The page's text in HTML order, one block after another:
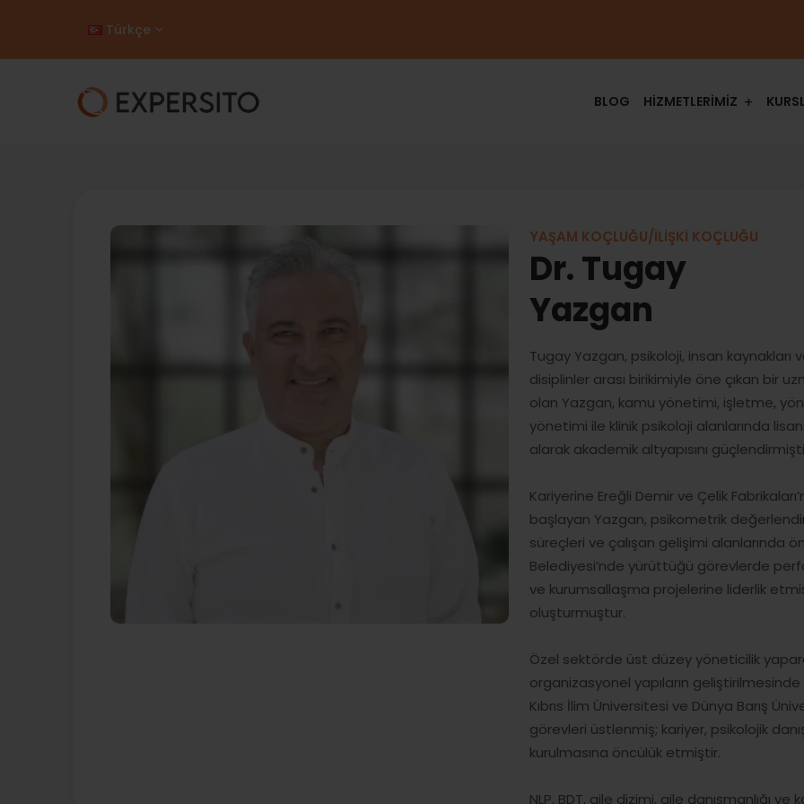
Türkçe
BLOG HİZMETLERİMİZ
YAŞAM KOÇLUĞU/İLİŞKİ KOÇLUĞU
Dr. Tugay
Yazgan
Tugay Yazgan, psikoloji, insan
disiplinler arası birikimiyle öne çıkan bir
olan Yazgan, kamu yönetimi, işletme,
yönetimi ile klinik psikoloji alanlarında
alarak akademik altyapısını
Kariyerine Ereğli Demir ve Çelik
başlayan Yazgan, psikometrik
süreçleri ve çalışan gelişimi alanlarında
Belediyesi’nde yürüttüğü görevlerde
ve kurumsallaşma projelerine liderlik
oluşturmuştur.
Özel sektörde üst düzey yöneticilik
organizasyonel yapıların
Kıbrıs İlim Üniversitesi ve Dünya Barış
görevleri üstlenmiş; kariyer, psikolojik
kurulmasına öncülük etmiştir.
NLP, BDT, aile dizimi, aile danışmanlığı